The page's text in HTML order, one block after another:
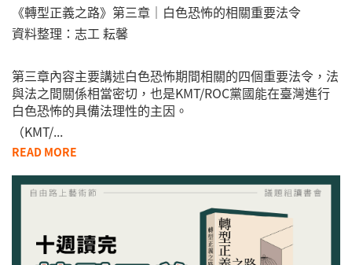
《轉型正義之路》第三章｜白色恐怖的相關重要法令
資料整理：志工 耘馨
第三章內容主要講述白色恐怖期間相關的四個重要法令，法
與法之間關係相當密切，也是KMT/ROC黨國能在臺灣進行
白色恐怖的具備法理性的主因。
（KMT/...
READ MORE